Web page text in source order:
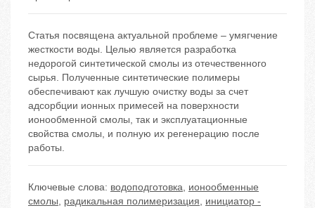
Статья посвящена актуальной проблеме – умягчение
жесткости воды. Целью является разработка
недорогой синтетической смолы из отечественного
сырья. Полученные синтетические полимеры
обеспечивают как лучшую очистку воды за счет
адсорбции ионных примесей на поверхности
ионообменной смолы, так и эксплуатационные
свойства смолы, и полную их регенерацию после
работы.
Ключевые слова: водоподготовка, ионообменные
смолы, радикальная полимеризация, инициатор -